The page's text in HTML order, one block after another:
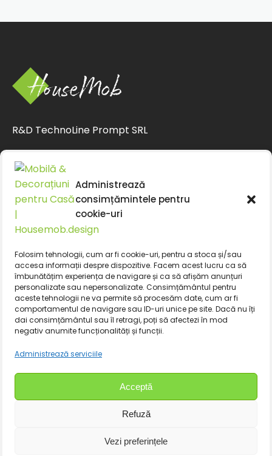
Administrează
consimțămintele pentru
cookie-uri
Folosim tehnologii, cum ar fi cookie-uri, pentru a stoca și/sau
accesa informații despre dispozitive. Facem acest lucru ca să
îmbunătățim experiența de navigare și ca să afișăm anunțuri
personalizate sau nepersonalizate. Consimțământul pentru
aceste tehnologii ne va permite să procesăm date, cum ar fi
comportamentul de navigare sau ID-uri unice pe site. Dacă nu îți
dai consimțământul sau îl retragi, poți să afectezi în mod
negativ anumite funcționalități și funcții.
Administrează serviciile
Acceptă
Refuză
Vezi preferințele
R&D TechnoLine Prompt SRL
CIF J12/1375/2014
Acasa
Politica de livrare
Politica de returnare a produselor
Politica de confidentialitate
Termeni si conditii
contact@housemob.design
+4 0770 435 933
+4 0769 029 890
+4 0770 435 933
Facebook